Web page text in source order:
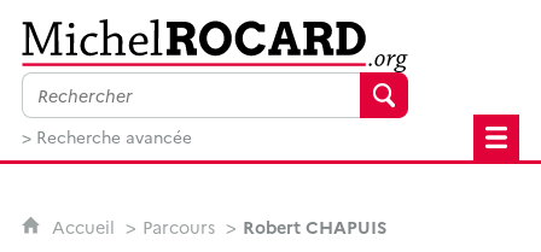
MichelRocard.org
> Recherche avancée
Accueil Parcours Robert CHAPUIS